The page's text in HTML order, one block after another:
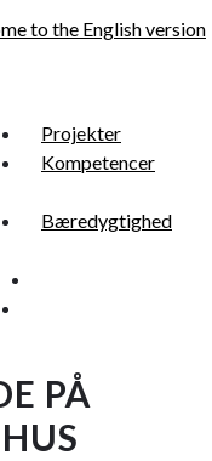
Projekter
Kompetencer
Bæredygtighed
to the English version
PÅ